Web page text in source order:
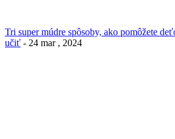
Tri super múdre spôsoby, ako pomôžete
učiť - 24 mar , 2024